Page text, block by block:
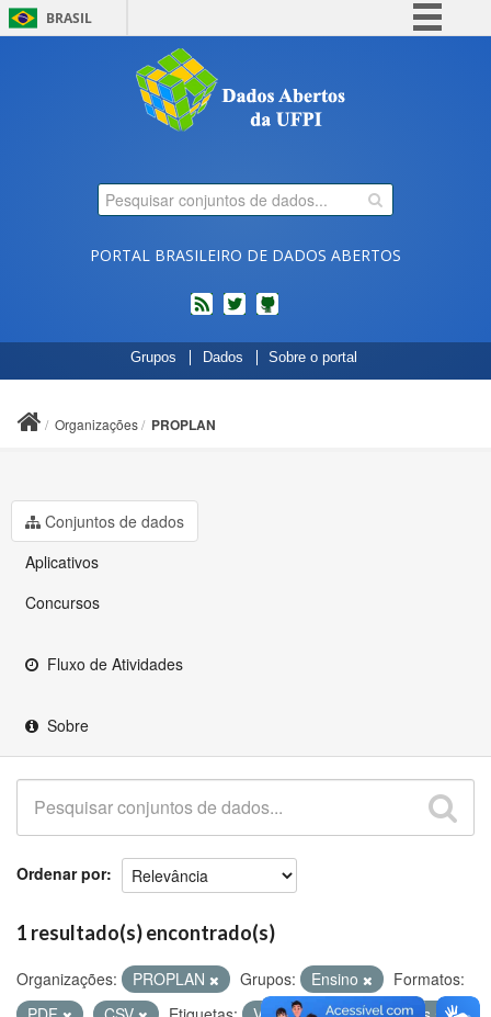
BRASIL
Comunica BR
Participe
Legislação
PORTAL BRASILEIRO DE DADOS ABERTOS
feed twitterCódigos
fonte
de
Grupos Dados Sobre o portal
Organizações PROPLAN
Conjuntos de dados
Aplicativos
Concursos
Fluxo de Atividades
Sobre
Ordenar por
1 resultado(s) encontrado(s)
Organizações: PROPLAN Grupos: Ensino
Formatos: